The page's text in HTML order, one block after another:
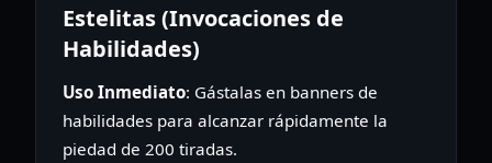
Estelitas (Invocaciones de
Habilidades)
Uso Inmediato: Gástalas en banners de
habilidades para alcanzar rápidamente la
piedad de 200 tiradas.